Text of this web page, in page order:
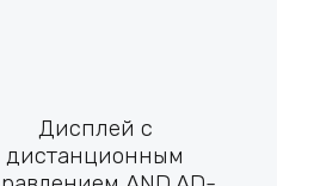
Дисплей с
дистанционным